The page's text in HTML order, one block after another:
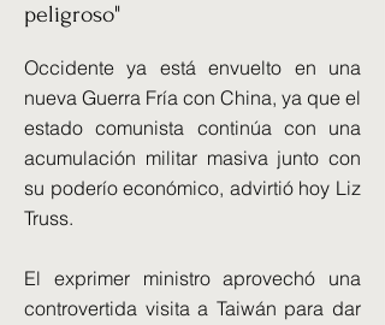
peligroso"
Occidente ya está envuelto en una
nueva Guerra Fría con China, ya que el
estado comunista continúa con una
acumulación militar masiva junto con
su poderío económico, advirtió hoy Liz
Truss.
El exprimer ministro aprovechó una
controvertida visita a Taiwán para dar